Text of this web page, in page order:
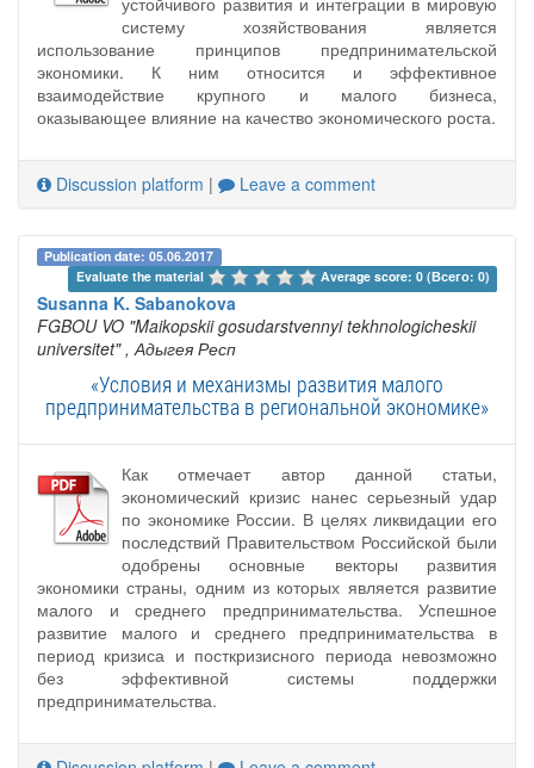
систему хозяйствования является
использование принципов предпринимательской
экономики. К ним относится и эффективное
взаимодействие крупного и малого бизнеса,
оказывающее влияние на качество экономического роста.
Discussion platform | Leave a comment
Publication date: 05.06.2017
Evaluate the material
Average score: 0 (Всего: 0)
Susanna K. Sabanokova
FGBOU VO "Maikopskii gosudarstvennyi tekhnologicheskii
universitet" , Адыгея Респ
«Условия и механизмы развития малого
предпринимательства в региональной экономике»
Как отмечает автор данной статьи,
экономический кризис нанес серьезный удар
по экономике России. В целях ликвидации его
последствий Правительством Российской были
одобрены основные векторы развития
экономики страны, одним из которых является развитие
малого и среднего предпринимательства. Успешное
развитие малого и среднего предпринимательства в
период кризиса и посткризисного периода невозможно
без эффективной системы поддержки
предпринимательства.